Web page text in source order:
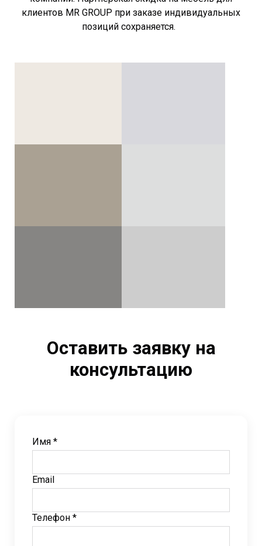
клиентов MR GROUP при заказе индивидуальных
позиций сохраняется.
Оставить заявку на
консультацию
Имя *
Email
Телефон *